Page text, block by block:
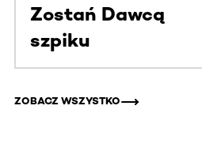
Zostań Dawcą
szpiku
ZOBACZ WSZYSTKO